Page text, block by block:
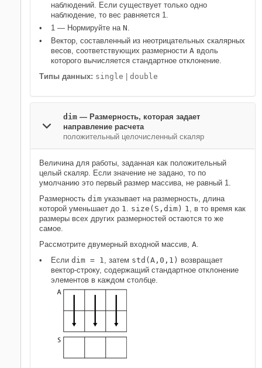
наблюдений. Если существует только одно
наблюдение, то вес равняется 1.
1 — Нормируйте на N.
Вектор, составленный из неотрицательных скалярных
весов, соответствующих размерности A вдоль
которого вычисляется стандартное отклонение.
Типы данных: single double
dim — Размерность, которая задает
направление расчета
положительный целочисленный скаляр
Величина для работы, заданная как положительный
целый скаляр. Если значение не задано, то по
умолчанию это первый размер массива, не равный 1.
Размерность dim указывает на размерность, длина
которой уменьшает до 1. size(S,dim) 1, в то время как
размеры всех других размерностей остаются то же
самое.
Рассмотрите двумерный входной массив, A.
Если dim = 1, затем std(A,0,1) возвращает
вектор-строку, содержащий стандартное отклонение
элементов в каждом столбце.